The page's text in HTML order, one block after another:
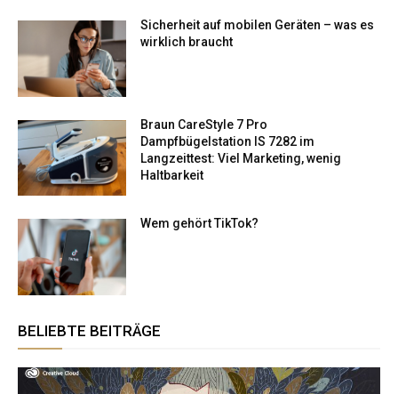
Sicherheit auf mobilen Geräten – was es
wirklich braucht
Braun CareStyle 7 Pro
Dampfbügelstation IS 7282 im
Langzeittest: Viel Marketing, wenig
Haltbarkeit
Wem gehört TikTok​?
BELIEBTE BEITRÄGE